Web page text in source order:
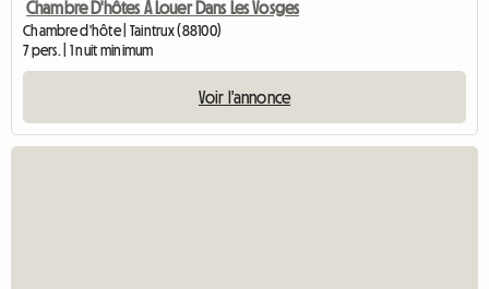
Chambre D'hôtes À Louer Dans Les Vosges
Chambre d'hôte | Taintrux (88100)
7 pers. | 1 nuit minimum
Voir l'annonce